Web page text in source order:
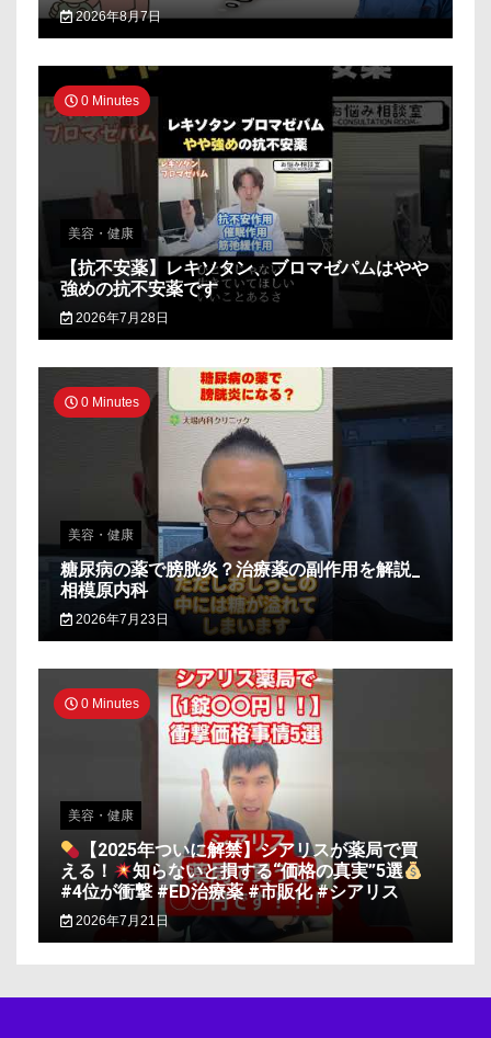
2026年8月7日
0 Minutes
美容・健康
【抗不安薬】レキソタン、ブロマゼパムはやや
強めの抗不安薬です
2026年7月28日
0 Minutes
美容・健康
糖尿病の薬で膀胱炎？治療薬の副作用を解説_
相模原内科
2026年7月23日
0 Minutes
美容・健康
【2025年ついに解禁】シアリスが薬局で買
える！
知らないと損する“価格の真実”5選
#4位が衝撃 #ED治療薬 #市販化 #シアリス
2026年7月21日